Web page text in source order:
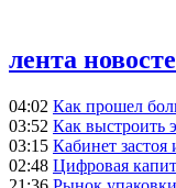
лента
04:02 Как прошел
03:52 Как выстроить
03:15 Кабинет
02:48 Цифровая